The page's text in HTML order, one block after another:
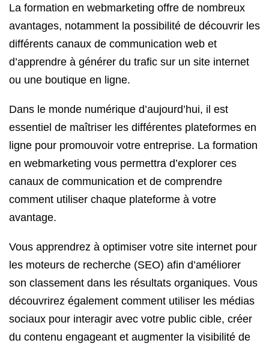
La formation en webmarketing offre de nombreux
avantages, notamment la possibilité de découvrir les
différents canaux de communication web et
d’apprendre à générer du trafic sur un site internet
ou une boutique en ligne.
Dans le monde numérique d’aujourd’hui, il est
essentiel de maîtriser les différentes plateformes en
ligne pour promouvoir votre entreprise. La formation
en webmarketing vous permettra d’explorer ces
canaux de communication et de comprendre
comment utiliser chaque plateforme à votre
avantage.
Vous apprendrez à optimiser votre site internet pour
les moteurs de recherche (SEO) afin d’améliorer
son classement dans les résultats organiques. Vous
découvrirez également comment utiliser les médias
sociaux pour interagir avec votre public cible, créer
du contenu engageant et augmenter la visibilité de